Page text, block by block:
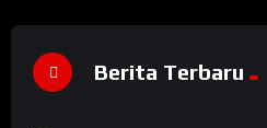
Berita Terbaru